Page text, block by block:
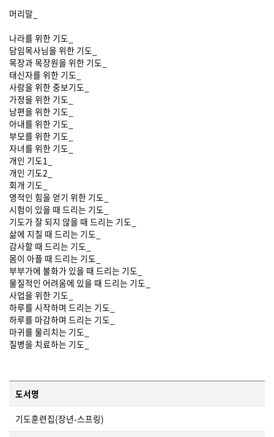
머리말_
나라를 위한 기도_
담임목사님을 위한 기도_
목장과 목장원을 위한 기도_
태신자를 위한 기도_
사람을 위한 중보기도_
가정을 위한 기도_
남편을 위한 기도_
아내를 위한 기도_
부모를 위한 기도_
자녀를 위한 기도_
개인 기도1_
개인 기도2_
회개 기도_
영적인 힘을 얻기 위한 기도_
시험이 있을 때 드리는 기도_
기도가 잘 되지 않을 때 드리는 기도_
삶에 지칠 때 드리는 기도_
감사할 때 드리는 기도_
몸이 아플 때 드리는 기도_
부부가에 불화가 있을 때 드리는 기도_
물질적인 어려움에 있을 때 드리는 기도_
사업을 위한 기도_
하루를 시작하며 드리는 기도_
하루를 마감하며 드리는 기도_
마귀를 물리치는 기도_
질병을 치료하는 기도_
도서명
기도훈련집(장년-스프링)